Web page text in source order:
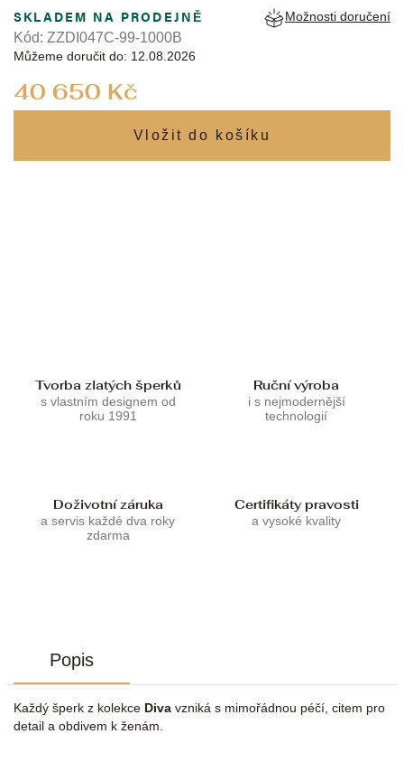
40 650 Kč
SKLADEM NA PRODEJNĚ
Můžeme doručit do: 12.08.2026
Možnosti doručení
Kód: ZZDI047C-99-1000B
Tvorba zlatých šperků
s vlastním designem od
roku 1991
Ruční výroba
i s nejmodernější
technologií
Doživotní záruka
a servis každé dva roky
zdarma
Certifikáty pravosti
a vysoké kvality
Popis
Každý šperk z kolekce Diva vzniká s mimořádnou péčí, citem pro
detail a obdivem k ženám.